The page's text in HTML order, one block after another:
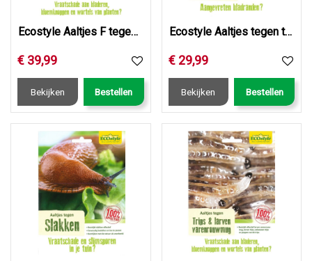
Ecostyle Aaltjes F tegen larven varenrouwmug & trips 50 ml…
€ 39,99
Bekijken Bestellen
Ecostyle Aaltjes tegen taxuskevers (val)
€ 29,99
Bekijken Bestellen